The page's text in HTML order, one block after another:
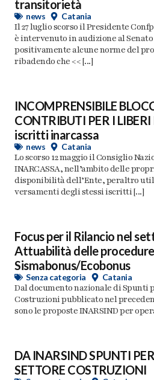
transitorietà
news Catania
Il 27 luglio scorso il Presidente
è intervenuto in audizione al
positivamente alcune norme del
ribadendo che << [...]
INCOMPRENSIBILE
CONTRIBUTI PER I
iscritti inarcassa
news Catania
Lo scorso 12 maggio il Consiglio
INARCASSA, nell’ambito delle
disponibilità dell’Ente, peraltro
versamenti degli stessi iscritti [...]
Focus per il Rilancio nel
Attuabilità delle procedure
Sismabonus/Ecobonus
Senza categoria Catania
Dal documento nazionale di Spunti
Costruzioni pubblicato nel
sono le proposte INARSIND per
DA INARSIND SPUNTI
SETTORE COSTRUZIONI